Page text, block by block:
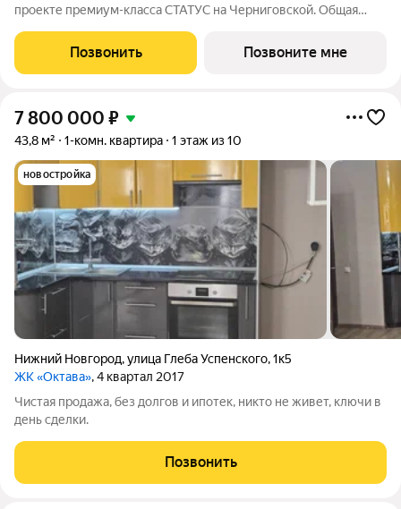
проекте премиум-класса СТАТУС на Черниговской. Общая
отведено под жилую и 22,14 кв. м под кухонную зону. Номер
квартиры - 315.
Позвонить Позвоните мне
7 800 000 ₽
43,8 м² 1-комн. квартира 1 этаж из 10
новостройка
Нижний Новгород,улица Глеба Успенского,1к5
ЖК «Октава», 4 квартал 2017
Чистая продажа, без долгов и ипотек, никто не живет, ключи в
день сделки.
Позвонить